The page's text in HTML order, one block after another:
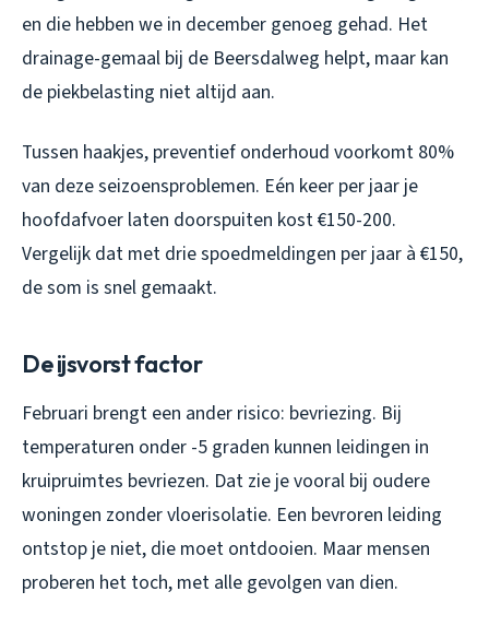
en die hebben we in december genoeg gehad. Het
drainage-gemaal bij de Beersdalweg helpt, maar kan
de piekbelasting niet altijd aan.
Tussen haakjes, preventief onderhoud voorkomt 80%
van deze seizoensproblemen. Eén keer per jaar je
hoofdafvoer laten doorspuiten kost €150-200.
Vergelijk dat met drie spoedmeldingen per jaar à €150,
de som is snel gemaakt.
De ijsvorst factor
Februari brengt een ander risico: bevriezing. Bij
temperaturen onder -5 graden kunnen leidingen in
kruipruimtes bevriezen. Dat zie je vooral bij oudere
woningen zonder vloerisolatie. Een bevroren leiding
ontstop je niet, die moet ontdooien. Maar mensen
proberen het toch, met alle gevolgen van dien.